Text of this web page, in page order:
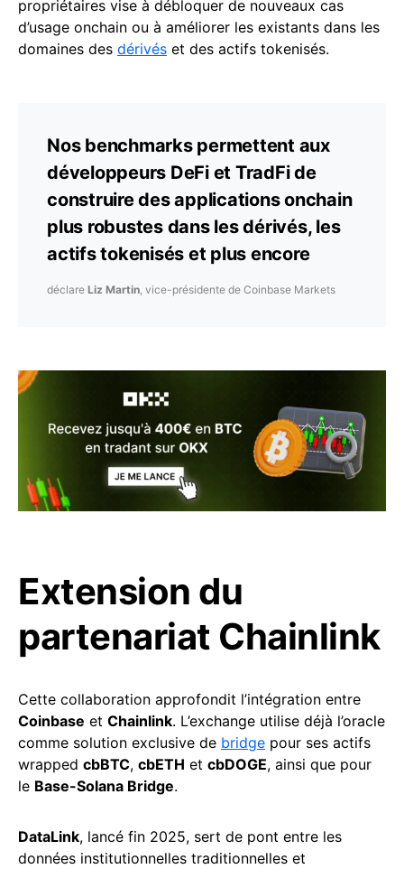
propriétaires vise à débloquer de nouveaux cas
d’usage onchain ou à améliorer les existants dans les
domaines des dérivés et des actifs tokenisés.
Nos benchmarks permettent aux
développeurs DeFi et TradFi de
construire des applications onchain
plus robustes dans les dérivés, les
actifs tokenisés et plus encore
déclare Liz Martin , vice-présidente de Coinbase Markets
Extension du
partenariat Chainlink
Cette collaboration approfondit l’intégration entre
Coinbase et Chainlink. L’exchange utilise déjà l’oracle
comme solution exclusive de bridge pour ses actifs
wrapped cbBTC, cbETH et cbDOGE, ainsi que pour
le Base-Solana Bridge.
DataLink, lancé fin 2025, sert de pont entre les
données institutionnelles traditionnelles et